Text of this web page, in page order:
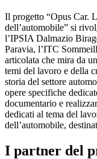
Il progetto “Opus Car.
dell’automobile” si
l’IPSIA Dalmazio
Paravia, l’ITC
articolata che mira da
temi del lavoro e della
storia del settore
opere specifiche
documentario e
dedicati al tema del
dell’automobile,
I partner del